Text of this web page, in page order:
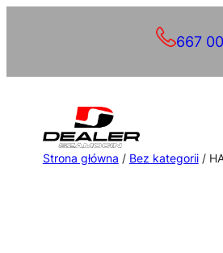
667
Strona główna / Bez kategorii/